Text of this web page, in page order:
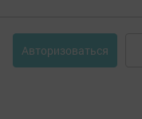
Авторизоваться